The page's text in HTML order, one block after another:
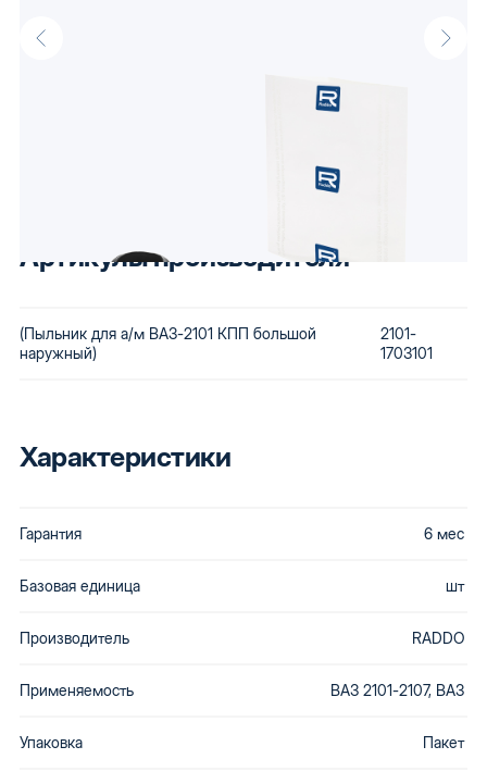
Пыльник для а/м ВАЗ-2101 КПП большой наружный оптом от
автокомпонентами. Низкая стоимость сохраняется за счет
использования бюджетного сырья и вторичной переработки
бракованной продукции. Купив автозапчасти Raddo, Вы
Артикулы производителя
(Пыльник для а/м ВАЗ-2101 КПП большой
наружный)
2101-
1703101
Характеристики
Гарантия 6 мес
Базовая единица шт
Производитель RADDO
Применяемость ВАЗ 2101-2107, ВАЗ
Упаковка Пакет